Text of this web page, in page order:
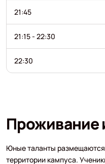
21:45
21:15 - 22:30
22:30
Проживание
Юные таланты размещаются
территории кампуса.